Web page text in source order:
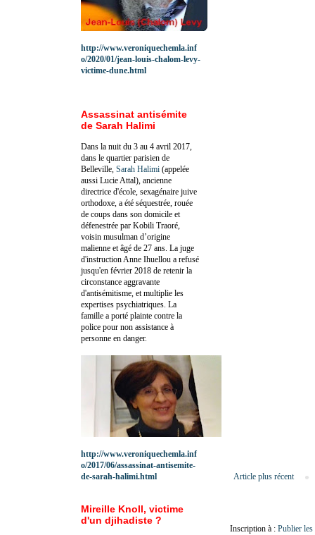
Article plus récent
Inscription à : Publier
http://www.veroniquechemla.inf
o/2020/01/jean-louis-chalom-levy-
victime-dune.html
Assassinat antisémite
de Sarah Halimi
Dans la nuit du 3 au 4 avril 2017,
dans le quartier parisien de
Belleville, Sarah Halimi (appelée
aussi Lucie Attal), ancienne
directrice d'école, sexagénaire juive
orthodoxe, a été séquestrée, rouée
de coups dans son domicile et
défenestrée par Kobili Traoré,
voisin musulman d’origine
malienne et âgé de 27 ans. La juge
d'instruction Anne Ihuellou a refusé
jusqu'en février 2018 de retenir la
circonstance aggravante
d'antisémitisme, et multiplie les
expertises psychiatriques. La
famille a porté plainte contre la
police pour non assistance à
personne en danger.
http://www.veroniquechemla.inf
o/2017/06/assassinat-antisemite-
de-sarah-halimi.html
Mireille Knoll, victime
d'un djihadiste ?